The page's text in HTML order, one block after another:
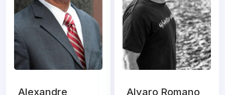
Alexandre
Alvaro Romano